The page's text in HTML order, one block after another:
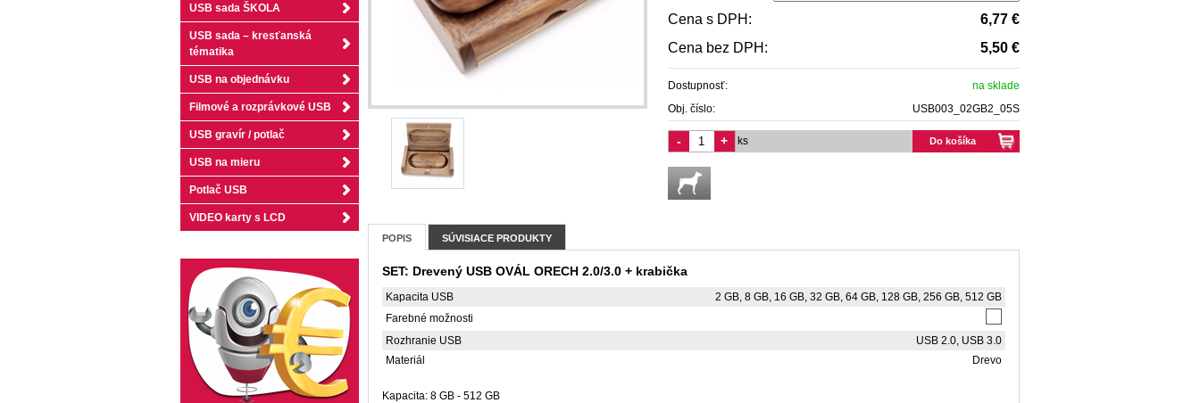
Cena s DPH:
6,77 €
Cena bez DPH:
5,50 €
Dostupnosť:
na sklade
Obj. číslo:
USB003_02GB2_05S
Do košíka
- + ks
POPIS SÚVISIACE PRODUKTY
SET: Drevený USB OVÁL ORECH 2.0/3.0 + krabička
Kapacita USB
2 GB, 8 GB, 16 GB, 32 GB, 64 GB, 128 GB, 256 GB, 512 GB
Farebné možnosti
Rozhranie USB
USB 2.0, USB 3.0
Materiál
Drevo
Kapacita: 8 GB - 512 GB
USB sada ŠKOLA
USB sada – kresťanská
tématika
USB na objednávku
Filmové a rozprávkové USB
USB gravír / potlač
USB na mieru
Potlač USB
VIDEO karty s LCD